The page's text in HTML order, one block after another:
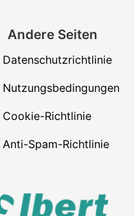
Andere Seiten
Datenschutzrichtlinie
Nutzungsbedingungen
Cookie-Richtlinie
Anti-Spam-Richtlinie